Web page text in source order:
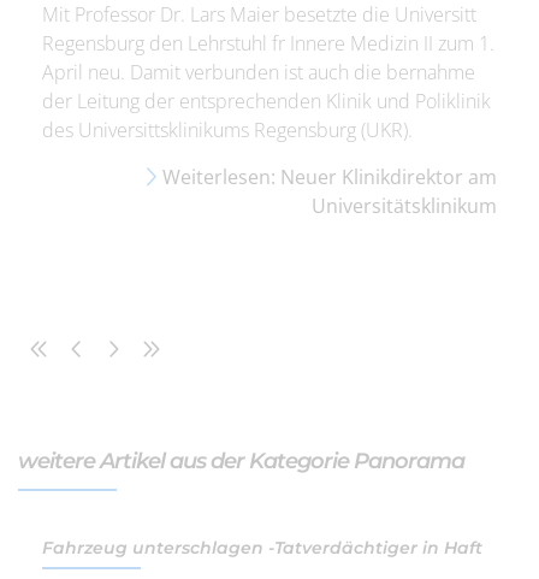
Mit Professor Dr. Lars Maier besetzte die Universitt
Regensburg den Lehrstuhl fr Innere Medizin II zum 1.
April neu. Damit verbunden ist auch die bernahme
der Leitung der entsprechenden Klinik und Poliklinik
des Universittsklinikums Regensburg (UKR).
Weiterlesen: Neuer Klinikdirektor am
Universitätsklinikum
weitere Artikel aus der Kategorie Panorama
Fahrzeug unterschlagen -Tatverdächtiger in Haft